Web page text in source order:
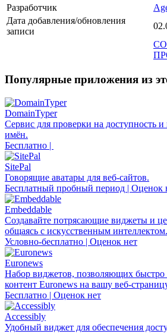
Разработчик
Дата добавления/обновления
записи
Популярные приложения из
DomainTyper
Сервис для проверки на доступность
имён.
Бесплатно |
SitePal
Говорящие аватары для веб-сайтов.
Бесплатный пробный период | Оценок
Embeddable
Создавайте потрясающие виджеты и
общаясь с искусственным интеллектом.
Условно-бесплатно | Оценок нет
Euronews
Набор виджетов, позволяющих быстро
контент Euronews на вашу веб-
Бесплатно | Оценок нет
Accessibly
Удобный виджет для обеспечения